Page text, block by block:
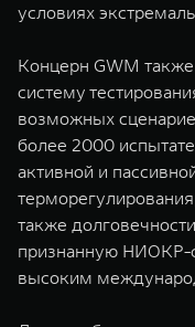
условиях
Концерн GWM
систему
возможных
более 2000
активной и
также
признанную НИОКР-
высоким